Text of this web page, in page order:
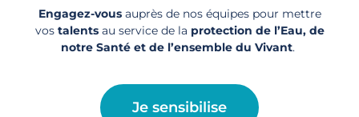
Engagez-vousauprès de nos équipes pour mettre
vos talentsau service de la protection de l’Eau, de
notre Santé et de l’ensemble du Vivant.
Je sensibilise